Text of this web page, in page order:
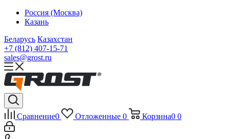
Россия (Москва)
Казань
Беларусь Казахстан
+7 (812) 407-15-71
sales@grost.ru
Сравнение0 Отложенные 0 Корзина0 0